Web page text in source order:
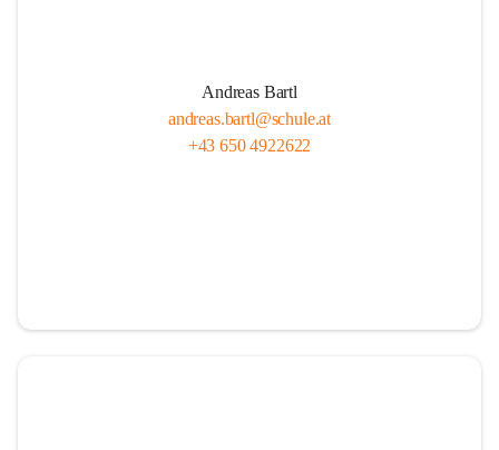
Andreas Bartl
andreas.bartl@schule.at
+43 650 4922622